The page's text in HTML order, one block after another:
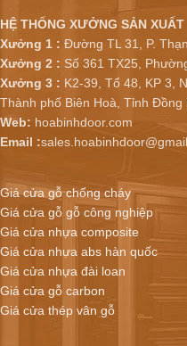
HỆ THỐNG XƯỞNG SẢN XUẤT
Xưởng 1 : Đường TL 31, P.
Xưởng 2 : Số 361 TX25,
Xưởng 3 : K2-39, Tổ 48, KP 3,
Thành phố Biên Hoà, Tỉnh Đồng
Web: hoabinhdoor.com
Email :
Giá cửa gỗ chống cháy
Giá cửa gỗ gỗ công nghiệp
Giá cửa nhựa composite
Giá cửa nhựa abs hàn quốc
Giá cửa nhựa đài loan
Giá cửa gỗ carbon
Giá cửa thép vân gỗ